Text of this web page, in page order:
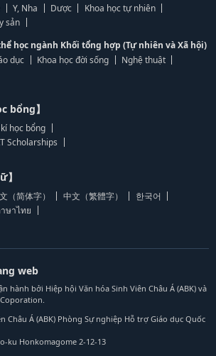
Y, Nha Dược
Khoa học tự nhiên
sản
học ngành Khối tổng hợp (Tự nhiên và Xã hội)
dục
Khoa học đời sống
Nghệ thuật
bổng】
học bổng
Scholarships
（简体字） 中文（繁體字）
한국어
ษาไทย
web
hành bởi Hiệp hội Văn hóa Sinh Viên Châu Á (ABK) và
Châu Á (ABK) Phòng Sự nghiệp Hỗ trợ Giáo dục Quốc
ku Honkomagome 2-12-13